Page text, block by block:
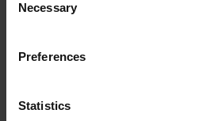
Selection
Necessary
Preferences
Statistics
Serie LC 200
Voor grote meetlengten tot 28 m